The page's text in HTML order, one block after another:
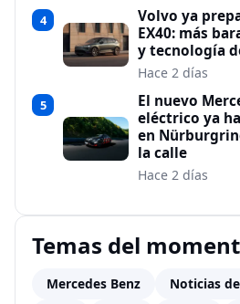
4
Volvo ya
EX40: más
y tecnología
Hace 2 días
5
El nuevo
eléctrico ya
en
la calle
Hace 2 días
Temas del
Mercedes Benz Noticias